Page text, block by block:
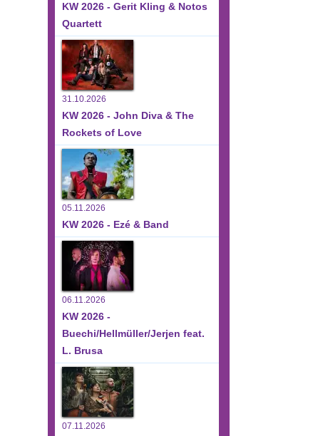
KW 2026 - Gerit Kling & Notos
Quartett
31.10.2026
KW 2026 - John Diva & The
Rockets of Love
05.11.2026
KW 2026 - Ezé & Band
06.11.2026
KW 2026 -
Buechi/Hellmüller/Jerjen feat.
L. Brusa
07.11.2026